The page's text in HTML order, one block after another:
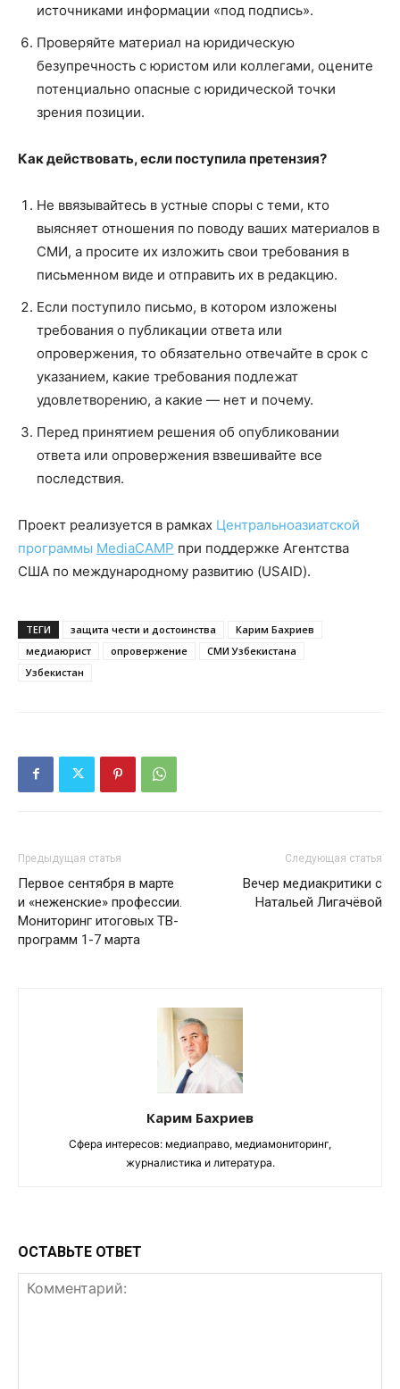
источниками информации «под подпись».
Проверяйте материал на юридическую
безупречность с юристом или коллегами, оцените
потенциально опасные с юридической точки
зрения позиции.
Как действовать, если поступила претензия?
Не ввязывайтесь в устные споры с теми, кто
выясняет отношения по поводу ваших материалов в
СМИ, а просите их изложить свои требования в
письменном виде и отправить их в редакцию.
Если поступило письмо, в котором изложены
требования о публикации ответа или
опровержения, то обязательно отвечайте в срок с
указанием, какие требования подлежат
удовлетворению, а какие — нет и почему.
Перед принятием решения об опубликовании
ответа или опровержения взвешивайте все
последствия.
Проект реализуется в рамках Центральноазиатской
программы MediaCAMP при поддержке Агентства
США по международному развитию (USAID).
ТЕГИ защита чести и достоинства
Карим Бахриев
медиаюрист
опровержение
СМИ Узбекистана
Узбекистан
Предыдущая статья
Первое сентября в марте
и «неженские» профессии.
Мониторинг итоговых ТВ-
программ 1-7 марта
Следующая статья
Вечер медиакритики с
Натальей Лигачёвой
Карим Бахриев
Сфера интересов: медиаправо, медиамониторинг,
журналистика и литература.
ОСТАВЬТЕ ОТВЕТ